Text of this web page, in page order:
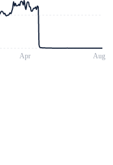
Apr Aug